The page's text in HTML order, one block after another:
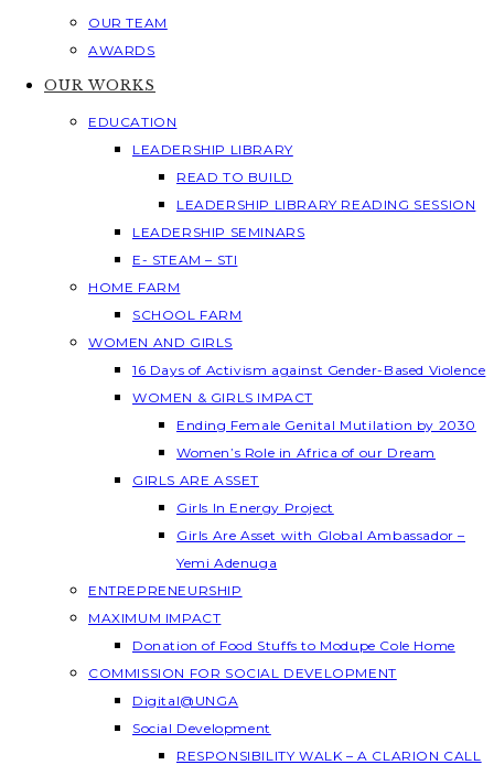
OUR TEAM
AWARDS
OUR WORKS
EDUCATION
LEADERSHIP LIBRARY
READ TO BUILD
LEADERSHIP LIBRARY READING SESSION
LEADERSHIP SEMINARS
E- STEAM – STI
HOME FARM
SCHOOL FARM
WOMEN AND GIRLS
16 Days of Activism against Gender-Based Violence
WOMEN & GIRLS IMPACT
Ending Female Genital Mutilation by 2030
Women’s Role in Africa of our Dream
GIRLS ARE ASSET
Girls In Energy Project
Girls Are Asset with Global Ambassador –
Yemi Adenuga
ENTREPRENEURSHIP
MAXIMUM IMPACT
Donation of Food Stuffs to Modupe Cole Home
COMMISSION FOR SOCIAL DEVELOPMENT
Digital@UNGA
Social Development
RESPONSIBILITY WALK – A CLARION CALL